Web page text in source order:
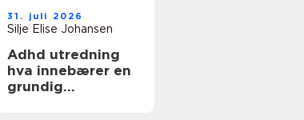
31. juli 2026
Silje Elise Johansen
Adhd utredning
hva innebærer en
grundig